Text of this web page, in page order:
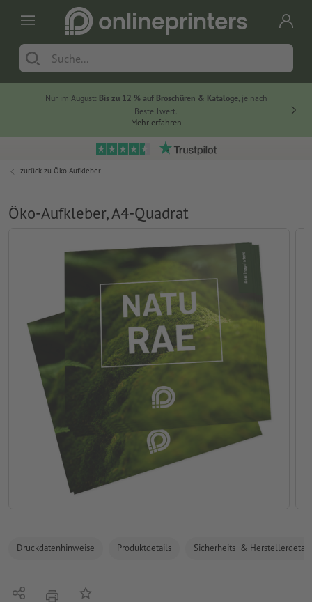
Nur im August: Bis zu 12 % auf Broschüren & Kataloge, je nach
Bestellwert.
Mehr erfahren
zurück zu Öko Aufkleber
Öko-Aufkleber, A4-Quadrat
Druckdatenhinweise Produktdetails Sicherheits- &
Teilen DruckenAuf die Merkliste